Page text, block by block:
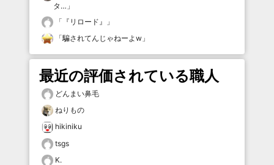
タ… 」
「 『リロード』
」
「騙されてんじゃねーよw 」
最近の評価されている職人
どんまい鼻毛
ねりもの
hikiniku
tsgs
K.